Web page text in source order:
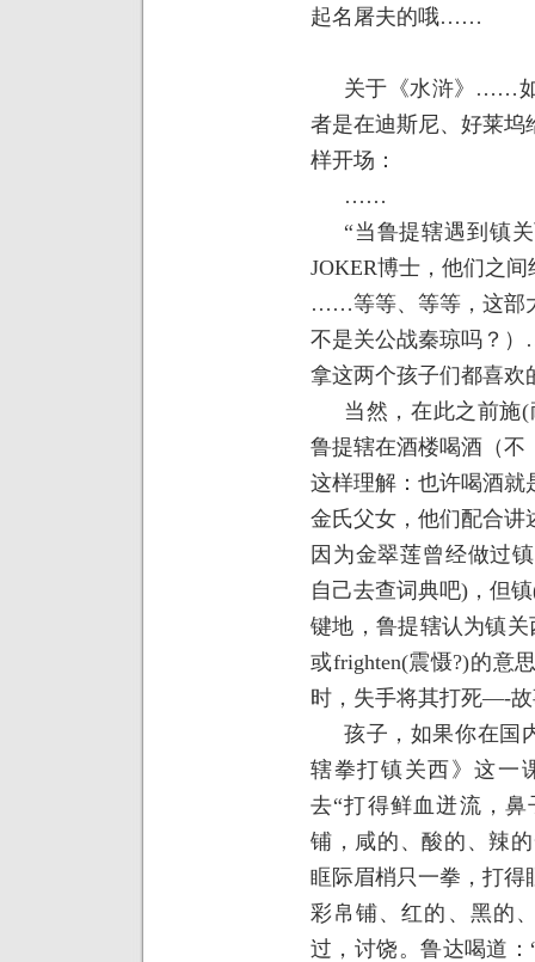
起名屠夫的哦……
关于《水浒》……
者是在迪斯尼、好莱坞
样开场：
……
“当鲁提辖遇到镇
JOKER博士，他们之间
……等等、等等，这部
不是关公战秦琼吗？
拿这两个孩子们都喜欢
当然，在此之前施(
鲁提辖在酒楼喝酒（不
这样理解：也许喝酒就
金氏父女，他们配合讲
因为金翠莲曾经做过
自己去查词典吧) ，但镇
键地，鲁提辖认为镇
或frighten(震慑?)的意
时，失手将其打死—-
孩子，如果你在国
辖拳打镇关西》这一
去“打得鲜血迸流，
铺，咸的、酸的、辣
眶际眉梢只一拳，打得
彩帛铺、红的、黑的
过，讨饶。鲁达喝道